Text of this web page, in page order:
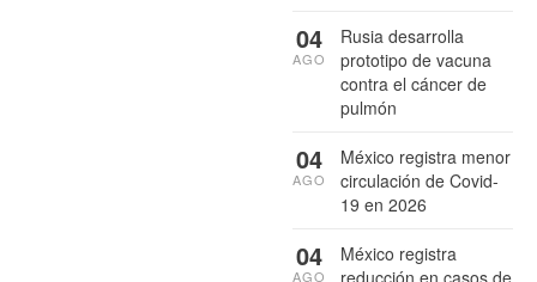
Rusia desarrolla
prototipo de vacuna
contra el cáncer de
pulmón
04
AGO
México registra menor
circulación de Covid-
19 en 2026
04
AGO
México registra
reducción en casos de
04
AGO